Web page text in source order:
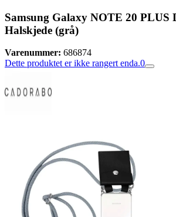
Samsung Galaxy NOTE 20 PLUS
Halskjede (grå)
Varenummer: 686874
Dette produktet er ikke rangert enda.0